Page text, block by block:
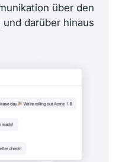
über den
darüber hinaus